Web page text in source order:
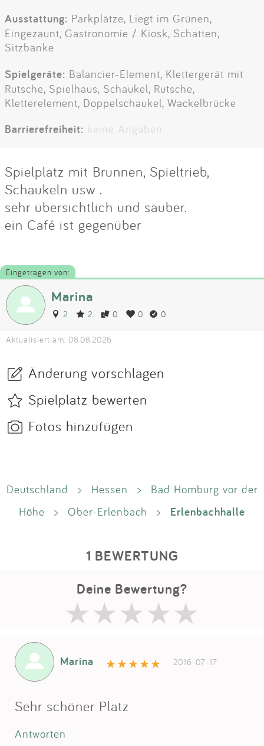
Ausstattung: Parkplätze, Liegt im Grünen,
Eingezäunt, Gastronomie / Kiosk, Schatten,
Sitzbänke
Spielgeräte: Balancier-Element, Klettergerät mit
Rutsche, Spielhaus, Schaukel, Rutsche,
Kletterelement, Doppelschaukel, Wackelbrücke
Barrierefreiheit: keine Angaben
Spielplatz mit Brunnen, Spieltrieb,
Schaukeln usw .
sehr übersichtlich und sauber.
ein Café ist gegenüber
Eingetragen von:
Marina
2 2 0 0 0
Aktualisiert am: 08.08.2026
Änderung vorschlagen
Spielplatz bewerten
Fotos hinzufügen
Deutschland > Hessen >
Bad Homburg vor der
Höhe
> Ober-Erlenbach > Erlenbachhalle
1 BEWERTUNG
Deine Bewertung?
Marina 2016-07-17
Sehr schöner Platz
Antworten